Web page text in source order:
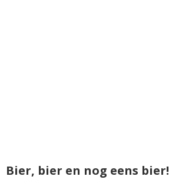
Bier, bier en nog eens bier!